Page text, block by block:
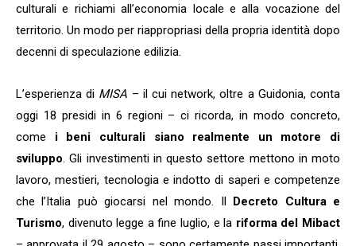
culturali e richiami all’economia locale e alla vocazione del
territorio. Un modo per riappropriasi della propria identità dopo
decenni di speculazione edilizia.
L’esperienza di MISA – il cui network, oltre a Guidonia, conta
oggi 18 presidi in 6 regioni – ci ricorda, in modo concreto,
come i beni culturali siano realmente un motore di
sviluppo. Gli investimenti in questo settore mettono in moto
lavoro, mestieri, tecnologia e indotto di saperi e competenze
che l’Italia può giocarsi nel mondo. Il Decreto Cultura e
Turismo, divenuto legge a fine luglio, e la riforma del Mibact